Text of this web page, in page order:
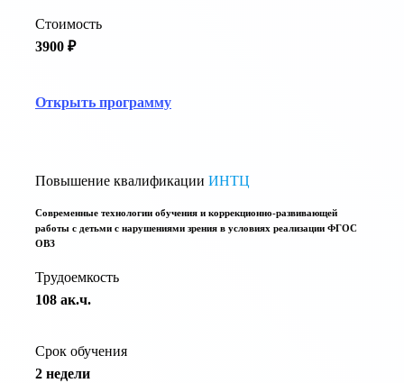
Стоимость
3900 ₽
Открыть программу
Повышение квалификации ИНТЦ
Современные технологии обучения и коррекционно-развивающей
работы с детьми с нарушениями зрения в условиях реализации ФГОС
ОВЗ
Трудоемкость
108 ак.ч.
Срок обучения
2 недели